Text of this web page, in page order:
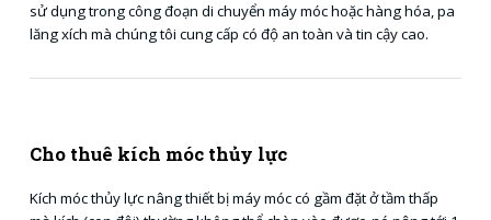
sử dụng trong công đoạn di chuyển máy móc hoặc hàng hóa, pa
lăng xích mà chúng tôi cung cấp có độ an toàn và tin cậy cao.
Cho thuê kích móc thủy lực
Kích móc thủy lực nâng thiết bị máy móc có gầm đặt ở tầm thấp